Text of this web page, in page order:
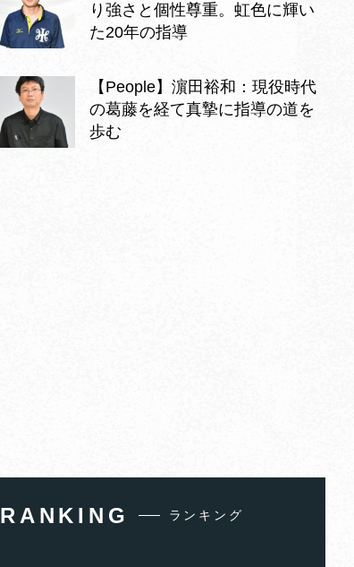
り強さと個性尊重。虹色に輝い
た20年の指導
【People】濵田裕和：現役時代
の葛藤を経て真摯に指導の道を
歩む
RANKING ランキング